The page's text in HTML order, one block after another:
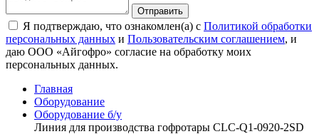
Я подтверждаю, что ознакомлен(а) с Политикой обработки
персональных данных и Пользовательским соглашением, и
даю ООО «Айгофро» согласие на обработку моих
персональных данных.
Главная
Оборудование
Оборудование б/у
Линия для производства гофротары CLC-Q1-0920-2SD